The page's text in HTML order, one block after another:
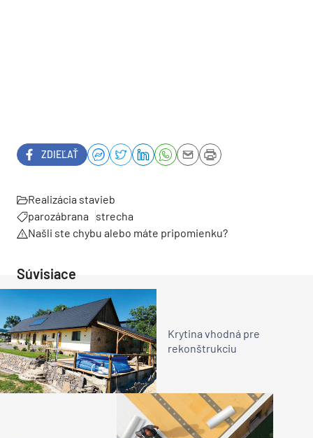
ZDIEĽAŤ
Realizácia stavieb
parozábrana
strecha
Našli ste chybu alebo máte pripomienku?
Súvisiace
Krytina vhodná pre
rekonštrukciu